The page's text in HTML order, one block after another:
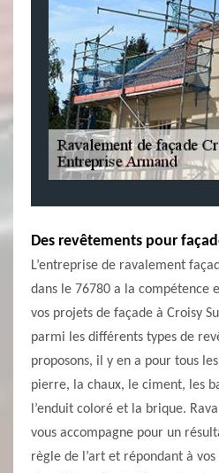
Des revêtements pour
L’entreprise de ravalement
dans le 76780 a la compétence
vos projets de façade à Croisy
parmi les différents types de
proposons, il y en a pour tous
pierre, la chaux, le ciment, les
l’enduit coloré et la brique.
vous accompagne pour un
règle de l’art et répondant à